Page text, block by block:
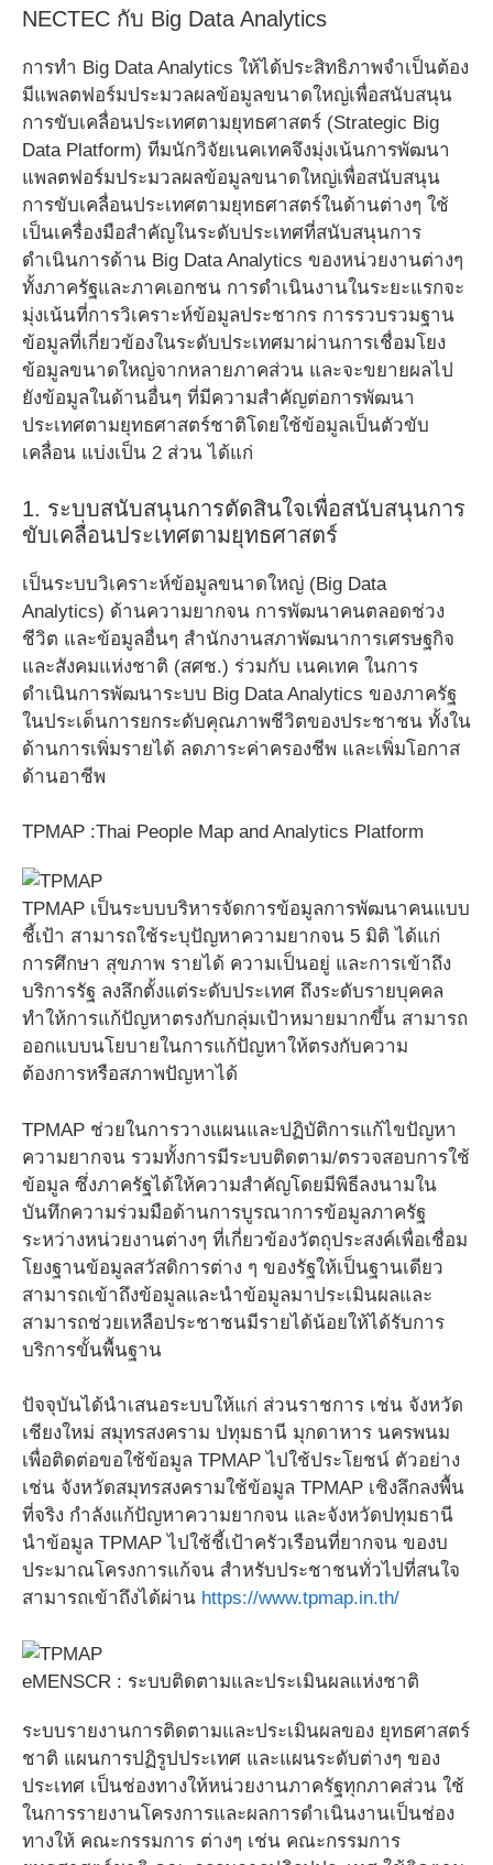
NECTEC กับ Big Data Analytics
การทำ Big Data Analytics ให้ได้ประสิทธิภาพจำเป็นต้อง
มีแพลตฟอร์มประมวลผลข้อมูลขนาดใหญ่เพื่อสนับสนุน
การขับเคลื่อนประเทศตามยุทธศาสตร์ (Strategic Big
Data Platform) ทีมนักวิจัยเนคเทคจึงมุ่งเน้นการพัฒนา
แพลตฟอร์มประมวลผลข้อมูลขนาดใหญ่เพื่อสนับสนุน
การขับเคลื่อนประเทศตามยุทธศาสตร์ในด้านต่างๆ ใช้
เป็นเครื่องมือสำคัญในระดับประเทศที่สนับสนุนการ
ดำเนินการด้าน Big Data Analytics ของหน่วยงานต่างๆ
ทั้งภาครัฐและภาคเอกชน การดำเนินงานในระยะแรกจะ
มุ่งเน้นที่การวิเคราะห์ข้อมูลประชากร การรวบรวมฐาน
ข้อมูลที่เกี่ยวข้องในระดับประเทศมาผ่านการเชื่อมโยง
ข้อมูลขนาดใหญ่จากหลายภาคส่วน และจะขยายผลไป
ยังข้อมูลในด้านอื่นๆ ที่มีความสำคัญต่อการพัฒนา
ประเทศตามยุทธศาสตร์ชาติโดยใช้ข้อมูลเป็นตัวขับ
เคลื่อน แบ่งเป็น 2 ส่วน ได้แก่
1. ระบบสนับสนุนการตัดสินใจเพื่อสนับสนุนการ
ขับเคลื่อนประเทศตามยุทธศาสตร์
เป็นระบบวิเคราะห์ข้อมูลขนาดใหญ่ (Big Data
Analytics) ด้านความยากจน การพัฒนาคนตลอดช่วง
ชีวิต และข้อมูลอื่นๆ สำนักงานสภาพัฒนาการเศรษฐกิจ
และสังคมแห่งชาติ (สศช.) ร่วมกับ เนคเทค ในการ
ดำเนินการพัฒนาระบบ Big Data Analytics ของภาครัฐ
ในประเด็นการยกระดับคุณภาพชีวิตของประชาชน ทั้งใน
ด้านการเพิ่มรายได้ ลดภาระค่าครองชีพ และเพิ่มโอกาส
ด้านอาชีพ
TPMAP :Thai People Map and Analytics Platform
TPMAP เป็นระบบบริหารจัดการข้อมูลการพัฒนาคนแบบ
ชี้เป้า สามารถใช้ระบุปัญหาความยากจน 5 มิติ ได้แก่
การศึกษา สุขภาพ รายได้ ความเป็นอยู่ และการเข้าถึง
บริการรัฐ ลงลึกตั้งแต่ระดับประเทศ ถึงระดับรายบุคคล
ทำให้การแก้ปัญหาตรงกับกลุ่มเป้าหมายมากขึ้น สามารถ
ออกแบบนโยบายในการแก้ปัญหาให้ตรงกับความ
ต้องการหรือสภาพปัญหาได้
TPMAP ช่วยในการวางแผนและปฏิบัติการแก้ไขปัญหา
ความยากจน รวมทั้งการมีระบบติดตาม/ตรวจสอบการใช้
ข้อมูล ซึ่งภาครัฐได้ให้ความสำคัญโดยมีพิธีลงนามใน
บันทึกความร่วมมือด้านการบูรณาการข้อมูลภาครัฐ
ระหว่างหน่วยงานต่างๆ ที่เกี่ยวข้องวัตถุประสงค์เพื่อเชื่อม
โยงฐานข้อมูลสวัสดิการต่าง ๆ ของรัฐให้เป็นฐานเดียว
สามารถเข้าถึงข้อมูลและนำข้อมูลมาประเมินผลและ
สามารถช่วยเหลือประชาชนมีรายได้น้อยให้ได้รับการ
บริการขั้นพื้นฐาน
ปัจจุบันได้นำเสนอระบบให้แก่ ส่วนราชการ เช่น จังหวัด
เชียงใหม่ สมุทรสงคราม ปทุมธานี มุกดาหาร นครพนม
เพื่อติดต่อขอใช้ข้อมูล TPMAP ไปใช้ประโยชน์ ตัวอย่าง
เช่น จังหวัดสมุทรสงครามใช้ข้อมูล TPMAP เชิงลึกลงพื้น
ที่จริง กำลังแก้ปัญหาความยากจน และจังหวัดปทุมธานี
นำข้อมูล TPMAP ไปใช้ชี้เป้าครัวเรือนที่ยากจน ของบ
ประมาณโครงการแก้จน สำหรับประชาชนทั่วไปที่สนใจ
สามารถเข้าถึงได้ผ่าน https://www.tpmap.in.th/
eMENSCR : ระบบติดตามและประเมินผลแห่งชาติ
ระบบรายงานการติดตามและประเมินผลของ ยุทธศาสตร์
ชาติ แผนการปฏิรูปประเทศ และแผนระดับต่างๆ ของ
ประเทศ เป็นช่องทางให้หน่วยงานภาครัฐทุกภาคส่วน ใช้
ในการรายงานโครงการและผลการดำเนินงานเป็นช่อง
ทางให้ คณะกรรมการ ต่างๆ เช่น คณะกรรมการ